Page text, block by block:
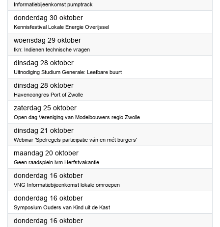
Informatiebijeenkomst pumptrack
donderdag 30 oktober2025
Kennisfestival Lokale Energie Overijssel
woensdag 29 oktober2025
tkn: Indienen technische vragen
dinsdag 28 oktober2025
Uitnodiging Studium Generale: Leefbare buurt
dinsdag 28 oktober2025
Havencongres Port of Zwolle
zaterdag 25 oktober2025
Open dag Vereniging van Modelbouwers regio Zwolle
dinsdag 21 oktober2025
Webinar 'Spelregels participatie ván en mét burgers'
maandag 20 oktober2025
Geen raadsplein ivm Herfstvakantie
donderdag 16 oktober2025
VNG Informatiebijeenkomst lokale omroepen
donderdag 16 oktober2025
Symposium Ouders van Kind uit de Kast
donderdag 16 oktober2025